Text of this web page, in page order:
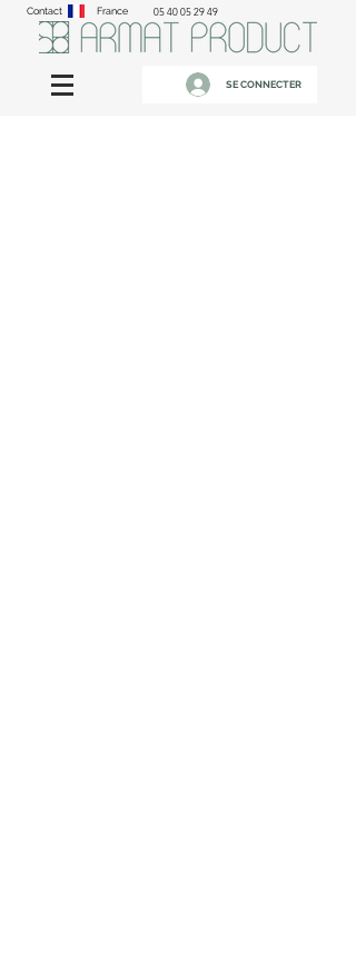
Contact France 05 40 05 29 49
SE CONNECTER